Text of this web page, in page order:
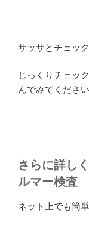
サッサとチェッ
じっくりチェッ
んでみてください
さらに詳し
ルマー検査
ネット上でも簡